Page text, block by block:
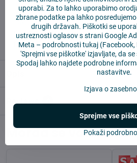
✅ Takoj pripravljeno za pošiljanje
✅ BREZPLAČNA dostava nad 55 EUR
✅14 dni za vračilo blaga
Reviews
Morda se vam bo
uporabi. Za to lahko uporabimo
zbrane podatke pa lahko posredujemo
drugih državah. Piškotki se
ustreznosti oglasov s strani Google
Meta – podrobnosti tukaj
'Sprejmi vse piškotke' izjavljate, da
Spodaj lahko najdete podrobne
nastavitve.
Izjava o
Pokaži
Sprejme vse